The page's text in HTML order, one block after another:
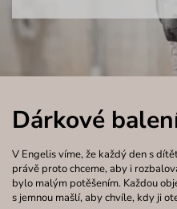
Dárkové
V Engelis víme, že každý den s
právě proto chceme, aby i
bylo malým potěšením. Každou
s jemnou mašlí, aby chvíle, kdy ji